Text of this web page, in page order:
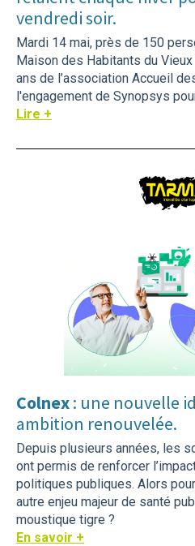
vendredi soir.
Mardi 14 mai, près de 150
Maison des Habitants du
ans de l’association Accueil
l'engagement de Synopsys
Lire +
Colnex: une nouvelle
ambition renouvelée.
Depuis plusieurs années, les
ont permis de renforcer
politiques publiques. Alors
autre enjeu majeur de santé
moustique tigre ?
En savoir +